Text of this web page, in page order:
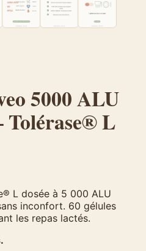
5000 ALU
Tolérase® L
L dosée à 5 000 ALU
inconfort. 60 gélules
les repas lactés.